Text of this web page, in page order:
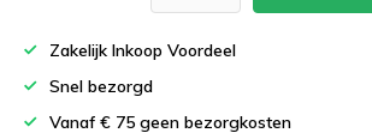
Zakelijk Inkoop Voordeel
Snel bezorgd
Vanaf € 75 geen bezorgkosten